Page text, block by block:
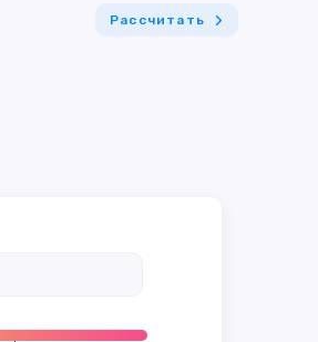
Рассчитать